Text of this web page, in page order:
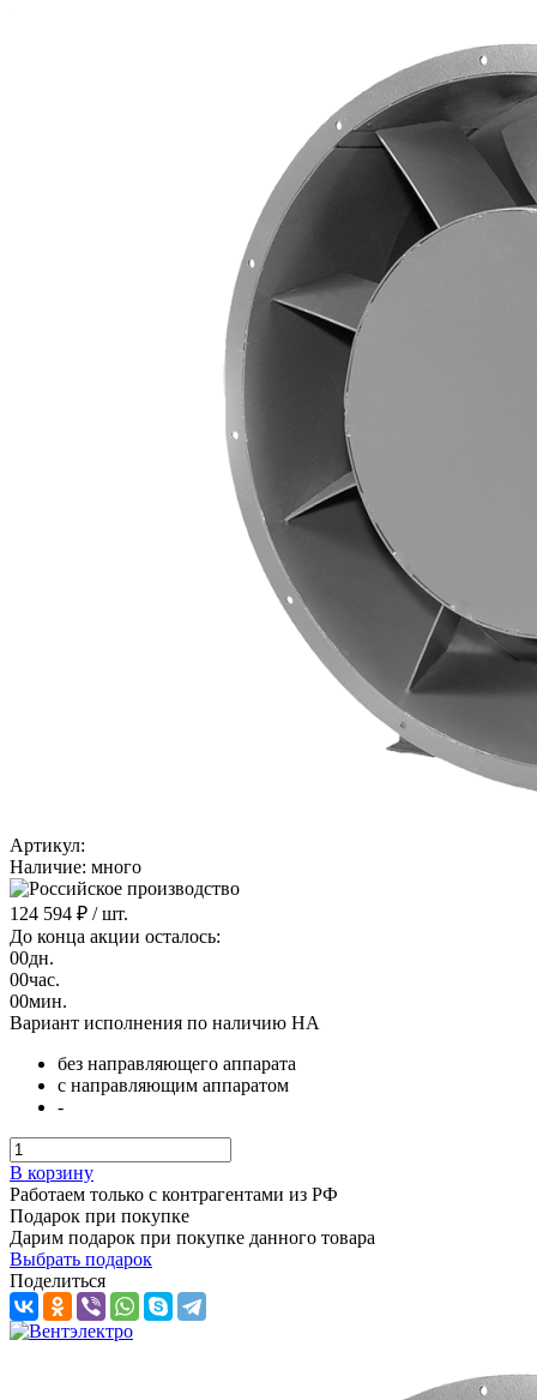
Артикул:
Наличие: много
124 594 ₽ / шт.
До конца акции осталось:
00дн.
00час.
00мин.
Вариант исполнения по наличию НА
без направляющего аппарата
с направляющим аппаратом
-
В корзину
Работаем только с контрагентами из РФ
Подарок при покупке
Дарим подарок при покупке данного товара
Выбрать подарок
Поделиться